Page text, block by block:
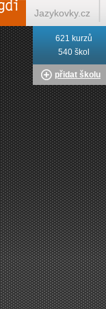
621 kurzů
540 škol
přidat školu
Jazykovky.cz
Italština on-line